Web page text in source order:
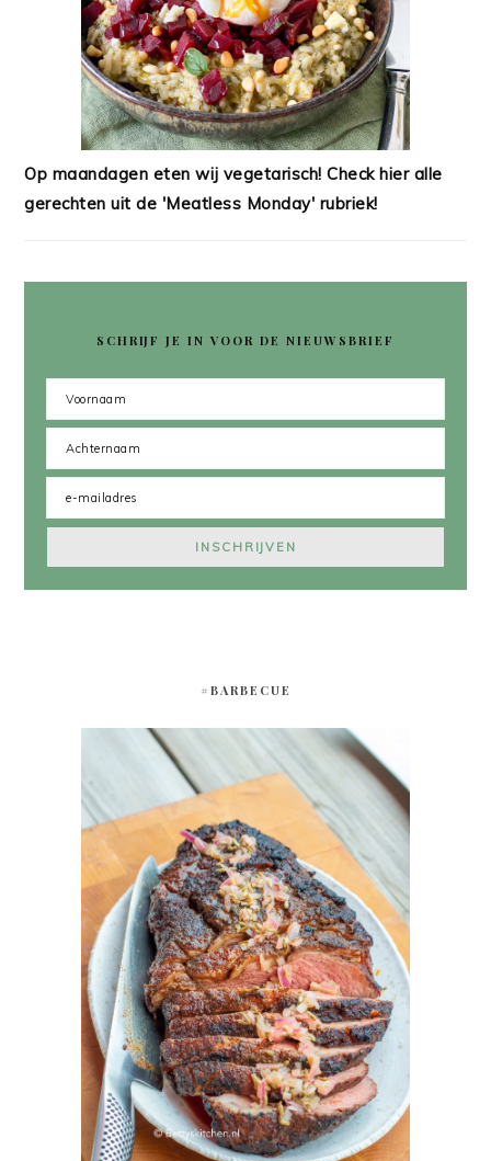
Op maandagen eten wij vegetarisch! Check hier alle
gerechten uit de 'Meatless Monday' rubriek!
SCHRIJF JE IN VOOR DE NIEUWSBRIEF
#BARBECUE